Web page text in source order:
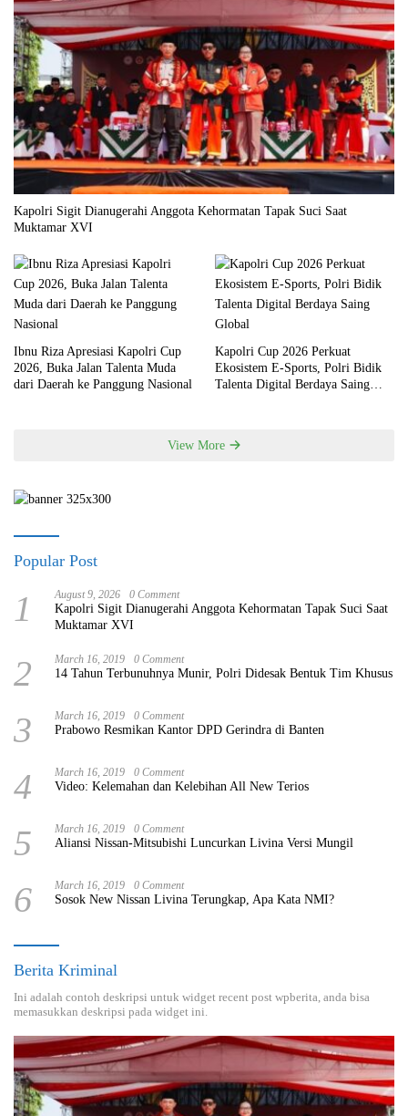
Kapolri Sigit Dianugerahi Anggota Kehormatan Tapak Suci Saat
Muktamar XVI
Ibnu Riza Apresiasi Kapolri Cup
2026, Buka Jalan Talenta Muda
dari Daerah ke Panggung Nasional
Kapolri Cup 2026 Perkuat
Ekosistem E-Sports, Polri Bidik
Talenta Digital Berdaya Saing
View More
Popular Post
1 August 9, 2026 0 Comment
Kapolri Sigit Dianugerahi Anggota Kehormatan Tapak Suci Saat
Muktamar XVI
2 March 16, 2019 0 Comment
14 Tahun Terbunuhnya Munir, Polri Didesak Bentuk Tim Khusus
3 March 16, 2019 0 Comment
Prabowo Resmikan Kantor DPD Gerindra di Banten
4 March 16, 2019 0 Comment
Video: Kelemahan dan Kelebihan All New Terios
5 March 16, 2019 0 Comment
Aliansi Nissan-Mitsubishi Luncurkan Livina Versi Mungil
6 March 16, 2019 0 Comment
Sosok New Nissan Livina Terungkap, Apa Kata NMI?
Berita Kriminal
Ini adalah contoh deskripsi untuk widget recent post wpberita, anda bisa
memasukkan deskripsi pada widget ini.